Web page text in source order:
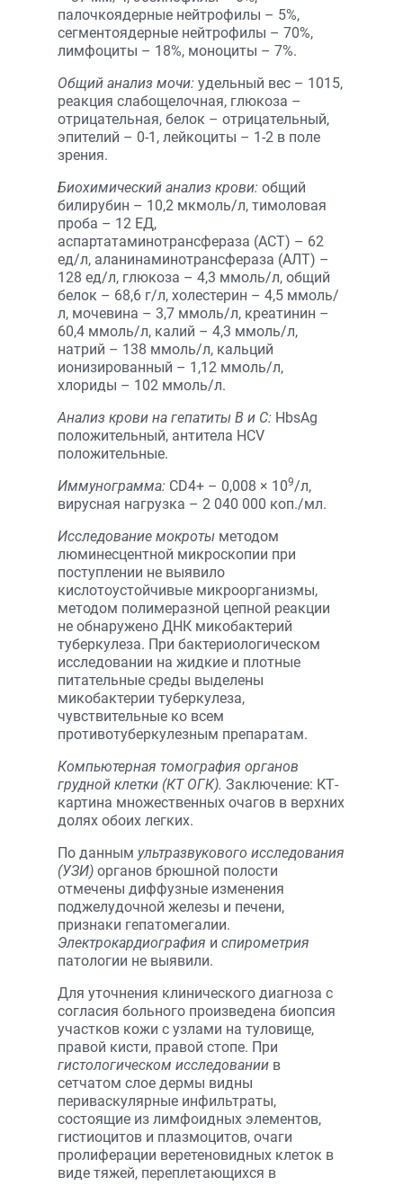
палочкоядерные нейтрофилы – 5%,
сегментоядерные нейтрофилы – 70%,
лимфоциты – 18%, моноциты – 7%.
Общий анализ мочи: удельный вес – 1015,
реакция слабощелочная, глюкоза –
отрицательная, белок – отрицательный,
эпителий – 0-1, лейкоциты – 1-2 в поле
зрения.
Биохимический анализ крови: общий
билирубин – 10,2 мкмоль/л, тимоловая
проба – 12 ЕД,
аспартатаминотрансфераза (АСТ) – 62
ед/л, аланинаминотрансфераза (АЛТ) –
128 ед/л, глюкоза – 4,3 ммоль/л, общий
белок – 68,6 г/л, холестерин – 4,5 ммоль/
л, мочевина – 3,7 ммоль/л, креатинин –
60,4 ммоль/л, калий – 4,3 ммоль/л,
натрий – 138 ммоль/л, кальций
ионизированный – 1,12 ммоль/л,
хлориды – 102 ммоль/л.
Анализ крови на гепатиты B и C: HbsAg
положительный, антитела HCV
положительные.
Иммунограмма: СD4+ – 0,008 × 109/л,
вирусная нагрузка – 2 040 000 коп./мл.
Исследование мокроты методом
люминесцентной микроскопии при
поступлении не выявило
кислотоустойчивые микроорганизмы,
методом полимеразной цепной реакции
не обнаружено ДНК микобактерий
туберкулеза. При бактериологическом
исследовании на жидкие и плотные
питательные среды выделены
микобактерии туберкулеза,
чувствительные ко всем
противотуберкулезным препаратам.
Компьютерная томография органов
грудной клетки (КТ ОГК). Заключение: КТ-
картина множественных очагов в верхних
долях обоих легких.
По данным ультразвукового исследования
(УЗИ) органов брюшной полости
отмечены диффузные изменения
поджелудочной железы и печени,
признаки гепатомегалии.
Электрокардиография и спирометрия
патологии не выявили.
Для уточнения клинического диагноза с
согласия больного произведена биопсия
участков кожи с узлами на туловище,
правой кисти, правой стопе. При
гистологическом исследовании в
сетчатом слое дермы видны
периваскулярные инфильтраты,
состоящие из лимфоидных элементов,
гистиоцитов и плазмоцитов, очаги
пролиферации веретеновидных клеток в
виде тяжей, переплетающихся в